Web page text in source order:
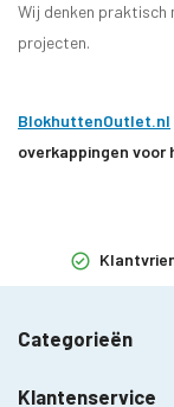
Wij denken praktisch
projecten.
BlokhuttenOutlet.nl
overkappingen voor
Categorieën
Klantenservice